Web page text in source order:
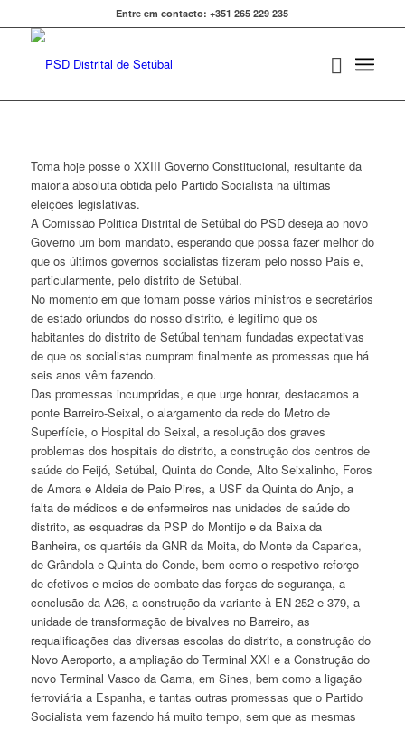
Entre em contacto: +351 265 229 235
Toma hoje posse o XXIII Governo Constitucional, resultante da
maioria absoluta obtida pelo Partido Socialista na últimas
eleições legislativas.
A Comissão Politica Distrital de Setúbal do PSD deseja ao novo
Governo um bom mandato, esperando que possa fazer melhor do
que os últimos governos socialistas fizeram pelo nosso País e,
particularmente, pelo distrito de Setúbal.
No momento em que tomam posse vários ministros e secretários
de estado oriundos do nosso distrito, é legítimo que os
habitantes do distrito de Setúbal tenham fundadas expectativas
de que os socialistas cumpram finalmente as promessas que há
seis anos vêm fazendo.
Das promessas incumpridas, e que urge honrar, destacamos a
ponte Barreiro-Seixal, o alargamento da rede do Metro de
Superfície, o Hospital do Seixal, a resolução dos graves
problemas dos hospitais do distrito, a construção dos centros de
saúde do Feijó, Setúbal, Quinta do Conde, Alto Seixalinho, Foros
de Amora e Aldeia de Paio Pires, a USF da Quinta do Anjo, a
falta de médicos e de enfermeiros nas unidades de saúde do
distrito, as esquadras da PSP do Montijo e da Baixa da
Banheira, os quartéis da GNR da Moita, do Monte da Caparica,
de Grândola e Quinta do Conde, bem como o respetivo reforço
de efetivos e meios de combate das forças de segurança, a
conclusão da A26, a construção da variante à EN 252 e 379, a
unidade de transformação de bivalves no Barreiro, as
requalificações das diversas escolas do distrito, a construção do
Novo Aeroporto, a ampliação do Terminal XXI e a Construção do
novo Terminal Vasco da Gama, em Sines, bem como a ligação
ferroviária a Espanha, e tantas outras promessas que o Partido
Socialista vem fazendo há muito tempo, sem que as mesmas